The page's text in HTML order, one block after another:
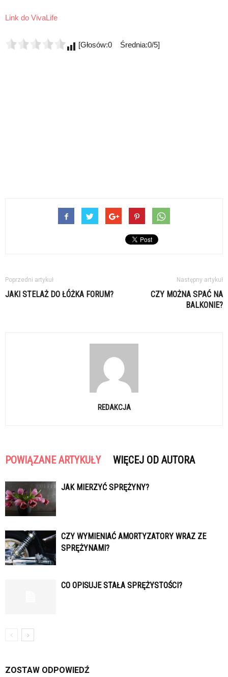
Link do VivaLife
[Głosów:0 Średnia:0/5]
Poprzedni artykuł
JAKI STELAŻ DO ŁÓŻKA FORUM?
Następny artykuł
CZY MOŻNA SPAĆ NA
BALKONIE?
REDAKCJA
POWIĄZANE ARTYKUŁY WIĘCEJ OD AUTORA
JAK MIERZYĆ SPRĘŻYNY?
CZY WYMIENIAĆ AMORTYZATORY WRAZ ZE
SPRĘŻYNAMI?
CO OPISUJE STAŁA SPRĘŻYSTOŚCI?
ZOSTAW ODPOWIEDŹ